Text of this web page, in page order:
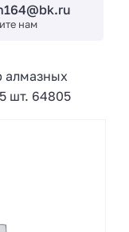
нам
алмазных
шт. 64805